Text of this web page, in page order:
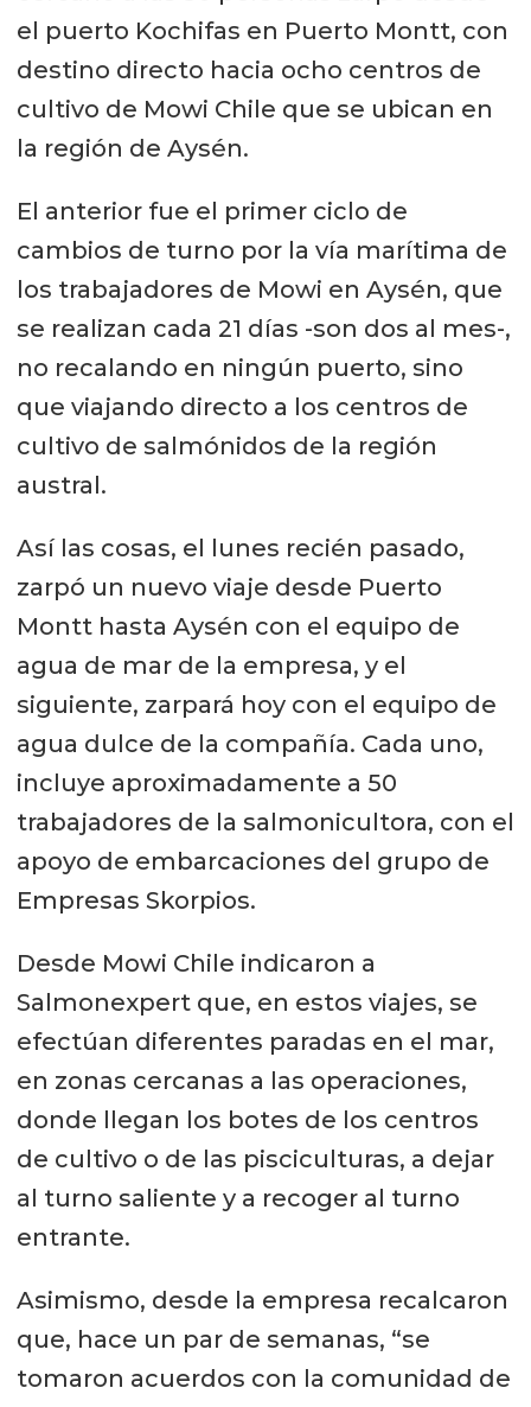
el puerto Kochifas en Puerto Montt, con
destino directo hacia ocho centros de
cultivo de Mowi Chile que se ubican en
la región de Aysén.
El anterior fue el primer ciclo de
cambios de turno por la vía marítima de
los trabajadores de Mowi en Aysén, que
se realizan cada 21 días -son dos al mes-,
no recalando en ningún puerto, sino
que viajando directo a los centros de
cultivo de salmónidos de la región
austral.
Así las cosas, el lunes recién pasado,
zarpó un nuevo viaje desde Puerto
Montt hasta Aysén con el equipo de
agua de mar de la empresa, y el
siguiente, zarpará hoy con el equipo de
agua dulce de la compañía. Cada uno,
incluye aproximadamente a 50
trabajadores de la salmonicultora, con el
apoyo de embarcaciones del grupo de
Empresas Skorpios.
Desde Mowi Chile indicaron a
Salmonexpert que, en estos viajes, se
efectúan diferentes paradas en el mar,
en zonas cercanas a las operaciones,
donde llegan los botes de los centros
de cultivo o de las pisciculturas, a dejar
al turno saliente y a recoger al turno
entrante.
Asimismo, desde la empresa recalcaron
que, hace un par de semanas, “se
tomaron acuerdos con la comunidad de